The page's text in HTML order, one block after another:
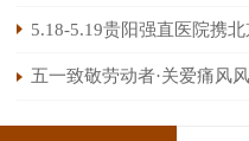
5.18-5.19贵阳强直医院携
五一致敬劳动者·关爱痛风